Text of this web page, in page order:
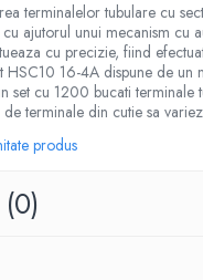
terminalelor tubulare cu
ajutorul unui mecanism cu
cu precizie, fiind
HSC10 16-4A dispune de
set cu 1200 bucati
terminale din cutie sa
produs
(0)